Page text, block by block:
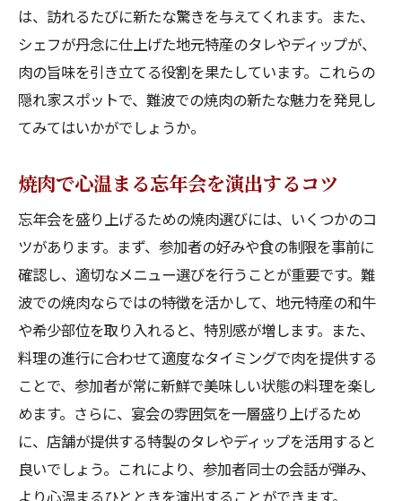
和牛の美味しさを堪能する難波での忘年会プラ
ン
和牛の部位別に楽しむ焼肉の贅沢
難波で味わう絶品和牛の秘密
忘年会にぴったりの和牛スペシャルメニュ
ー
和牛と相性抜群のサイドメニュー
和牛の魅力を引き出す料理のペアリング
難波で焼肉を味わう特別な忘年会の企画
ユニークな演出で盛り上がる焼肉イベント
難波での焼肉フュージョン体験
焼肉をテーマにしたサプライズ忘年会
特別なゲストを招いた焼肉パーティー
焼肉デザートで締めくくる驚きの展開
は、訪れるたびに新たな驚きを与えてくれます。また、
シェフが丹念に仕上げた地元特産のタレやディップが、
肉の旨味を引き立てる役割を果たしています。これらの
隠れ家スポットで、難波での焼肉の新たな魅力を発見し
てみてはいかがでしょうか。
焼肉で心温まる忘年会を演出するコツ
忘年会を盛り上げるための焼肉選びには、いくつかのコ
ツがあります。まず、参加者の好みや食の制限を事前に
確認し、適切なメニュー選びを行うことが重要です。難
波での焼肉ならではの特徴を活かして、地元特産の和牛
や希少部位を取り入れると、特別感が増します。また、
料理の進行に合わせて適度なタイミングで肉を提供する
ことで、参加者が常に新鮮で美味しい状態の料理を楽し
めます。さらに、宴会の雰囲気を一層盛り上げるため
に、店舗が提供する特製のタレやディップを活用すると
良いでしょう。これにより、参加者同士の会話が弾み、
より心温まるひとときを演出することができます。